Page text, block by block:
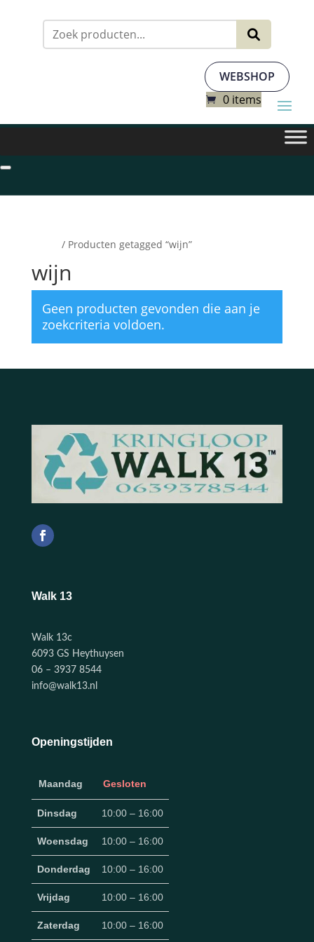
WEBSHOP
0 items
/ Producten getagged “wijn”
wijn
Geen producten gevonden die aan je
zoekcriteria voldoen.
Walk 13
Walk 13c
6093 GS Heythuysen
06 – 3937 8544
info@walk13.nl
Openingstijden
Maandag Gesloten
Dinsdag 10:00 – 16:00
Woensdag 10:00 – 16:00
Donderdag 10:00 – 16:00
Vrijdag 10:00 – 16:00
Zaterdag 10:00 – 16:00